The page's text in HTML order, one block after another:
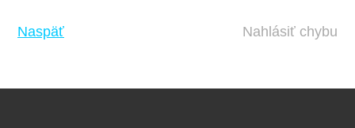
Naspäť Nahlásiť chybu